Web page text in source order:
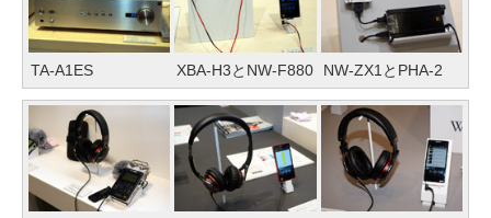
TA-A1ES XBA-H3とNW-F880 NW-ZX1とPHA-2